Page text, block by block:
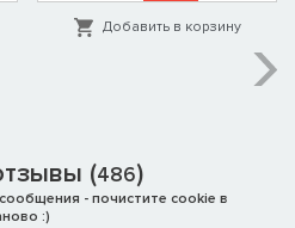
Добавить в корзину
(486)
- почистите cookie в
:)